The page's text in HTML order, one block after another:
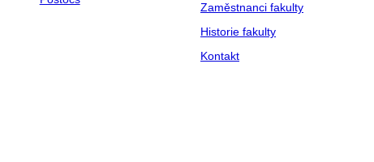
Zaměstnanci fakulty
Historie fakulty
Kontakt